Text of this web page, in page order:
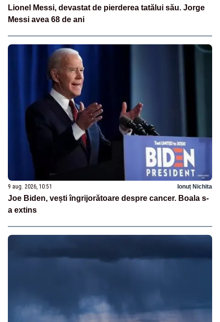
Lionel Messi, devastat de pierderea tatălui său. Jorge
Messi avea 68 de ani
9 aug. 2026, 10:51 Ionuț Nichita
Joe Biden, vești îngrijorătoare despre cancer. Boala s-
a extins